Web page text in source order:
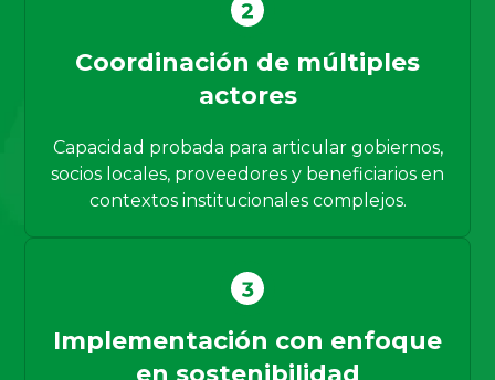
Coordinación de múltiples
actores
Capacidad probada para articular gobiernos,
socios locales, proveedores y beneficiarios en
contextos institucionales complejos.
Implementación con enfoque